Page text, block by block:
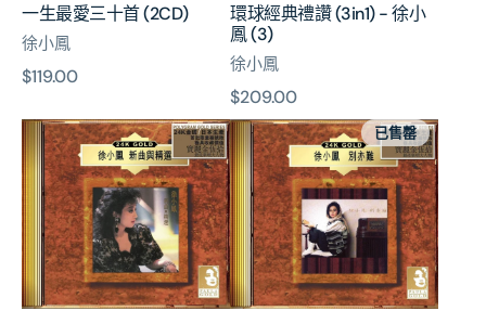
一生最愛三十首 (2CD)
徐小鳳
原
$119.00
鳳
(3)
環球經典禮讚 (3in1) - 徐小
鳳 (3)
徐小鳳
原
價
$209.00
新
曲
與
精
(24K
Gold)
(日
本
別
亦
難
(24K
Gold)
(日
本
壓
碟)
已售罄